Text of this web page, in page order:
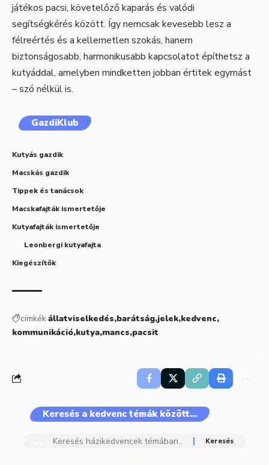
játékos pacsi, követelőző kaparás és valódi
segítségkérés között. Így nemcsak kevesebb lesz a
félreértés és a kellemetlen szokás, hanem
biztonságosabb, harmonikusabb kapcsolatot építhetsz a
kutyáddal, amelyben mindketten jobban értitek egymást
– szó nélkül is.
GazdiKlub
Kutyás gazdik
Macskás gazdik
Tippek és tanácsok
Macskafajták ismertetője
Kutyafajták ismertetője
Leonbergi kutyafajta
Kiegészítők
címkékállatviselkedés barátság jelek kedvenc
kommunikáció kutya mancs pacsit
Keresés a kedvenc témák között…